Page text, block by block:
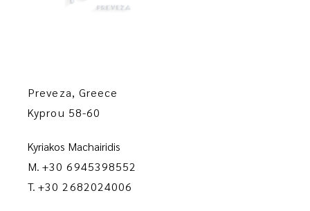
Preveza, Greece
Kyprou 58-60
Kyriakos Machairidis
M. +30 6945398552
T. +30 2682024006